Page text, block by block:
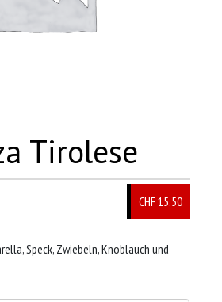
Tirolese
CHF 15.50
Speck, Zwiebeln, Knoblauch und